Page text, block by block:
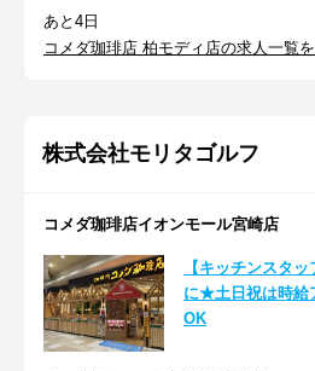
あと4日
コメダ珈琲店 柏モディ店の求人一覧
株式会社モリタゴルフ
コメダ珈琲店イオンモール宮崎店
【キッチンスタ
に★土日祝は時給
OK